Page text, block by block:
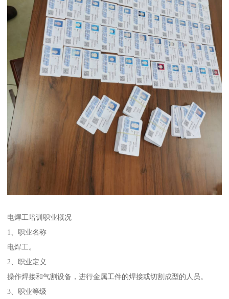
电焊工培训职业概况
1、职业名称
电焊工。
2、职业定义
操作焊接和气割设备，进行金属工件的焊接或切割成型的人员。
3、职业等级